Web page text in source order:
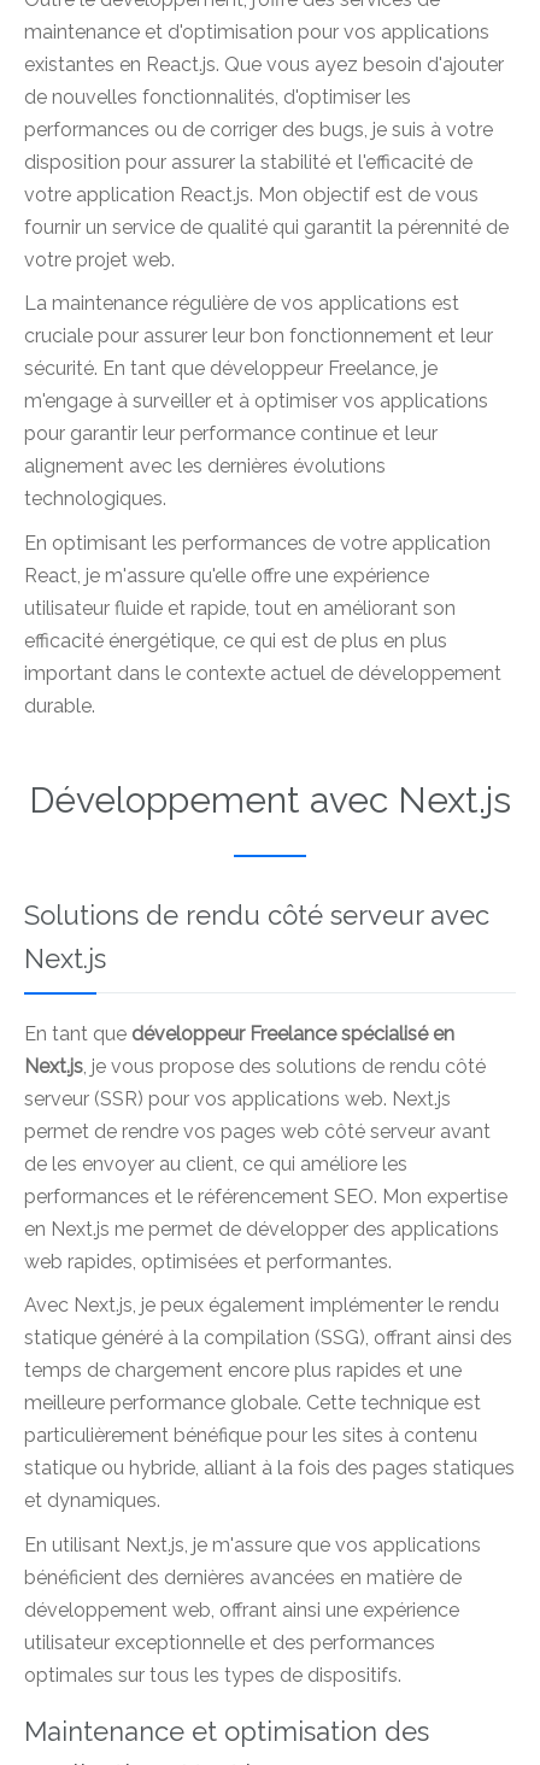
maintenance et d'optimisation pour vos applications
existantes en React.js. Que vous ayez besoin d'ajouter
de nouvelles fonctionnalités, d'optimiser les
performances ou de corriger des bugs, je suis à votre
disposition pour assurer la stabilité et l'efficacité de
votre application React.js. Mon objectif est de vous
fournir un service de qualité qui garantit la pérennité de
votre projet web.
La maintenance régulière de vos applications est
cruciale pour assurer leur bon fonctionnement et leur
sécurité. En tant que développeur Freelance, je
m'engage à surveiller et à optimiser vos applications
pour garantir leur performance continue et leur
alignement avec les dernières évolutions
technologiques.
En optimisant les performances de votre application
React, je m'assure qu'elle offre une expérience
utilisateur fluide et rapide, tout en améliorant son
efficacité énergétique, ce qui est de plus en plus
important dans le contexte actuel de développement
durable.
Développement avec Next.js
Solutions de rendu côté serveur avec
Next.js
En tant que développeur Freelance spécialisé en
Next.js , je vous propose des solutions de rendu côté
serveur (SSR) pour vos applications web. Next.js
permet de rendre vos pages web côté serveur avant
de les envoyer au client, ce qui améliore les
performances et le référencement SEO. Mon expertise
en Next.js me permet de développer des applications
web rapides, optimisées et performantes.
Avec Next.js, je peux également implémenter le rendu
statique généré à la compilation (SSG), offrant ainsi des
temps de chargement encore plus rapides et une
meilleure performance globale. Cette technique est
particulièrement bénéfique pour les sites à contenu
statique ou hybride, alliant à la fois des pages statiques
et dynamiques.
En utilisant Next.js, je m'assure que vos applications
bénéficient des dernières avancées en matière de
développement web, offrant ainsi une expérience
utilisateur exceptionnelle et des performances
optimales sur tous les types de dispositifs.
Maintenance et optimisation des